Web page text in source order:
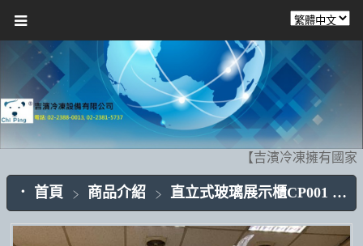
【吉濱冷凍擁有國
首頁 商品介紹 直立式玻璃展示櫃CP001